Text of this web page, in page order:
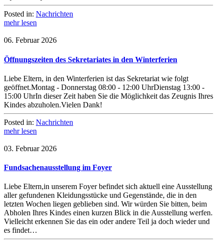
Posted in: Nachrichten
mehr lesen
06. Februar 2026
Öffnungszeiten des Sekretariates in den Winterferien
Liebe Eltern, in den Winterferien ist das Sekretariat wie folgt
geöffnet.Montag - Donnerstag 08:00 - 12:00 UhrDienstag 13:00 -
15:00 UhrIn dieser Zeit haben Sie die Möglichkeit das Zeugnis Ihres
Kindes abzuholen.Vielen Dank!
Posted in: Nachrichten
mehr lesen
03. Februar 2026
Fundsachenausstellung im Foyer
Liebe Eltern,in unserem Foyer befindet sich aktuell eine Ausstellung
aller gefundenen Kleidungsstücke und Gegenstände, die in den
letzten Wochen liegen geblieben sind. Wir würden Sie bitten, beim
Abholen Ihres Kindes einen kurzen Blick in die Ausstellung werfen.
Vielleicht erkennen Sie das ein oder andere Teil ja doch wieder und
es findet…